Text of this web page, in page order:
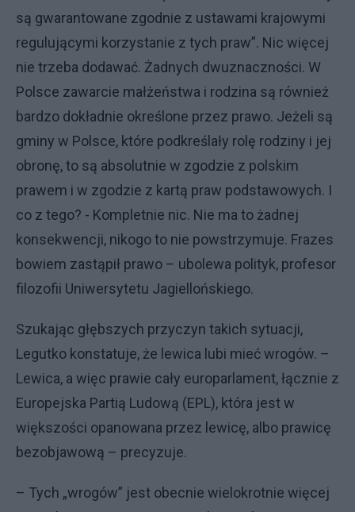
są gwarantowane zgodnie z ustawami krajowymi
regulującymi korzystanie z tych praw”. Nic więcej
nie trzeba dodawać. Żadnych dwuznaczności. W
Polsce zawarcie małżeństwa i rodzina są również
bardzo dokładnie określone przez prawo. Jeżeli są
gminy w Polsce, które podkreślały rolę rodziny i jej
obronę, to są absolutnie w zgodzie z polskim
prawem i w zgodzie z kartą praw podstawowych. I
co z tego? - Kompletnie nic. Nie ma to żadnej
konsekwencji, nikogo to nie powstrzymuje. Frazes
bowiem zastąpił prawo – ubolewa polityk, profesor
filozofii Uniwersytetu Jagiellońskiego.
Szukając głębszych przyczyn takich sytuacji,
Legutko konstatuje, że lewica lubi mieć wrogów. –
Lewica, a więc prawie cały europarlament, łącznie z
Europejska Partią Ludową (EPL), która jest w
większości opanowana przez lewicę, albo prawicę
bezobjawową – precyzuje.
– Tych „wrogów” jest obecnie wielokrotnie więcej